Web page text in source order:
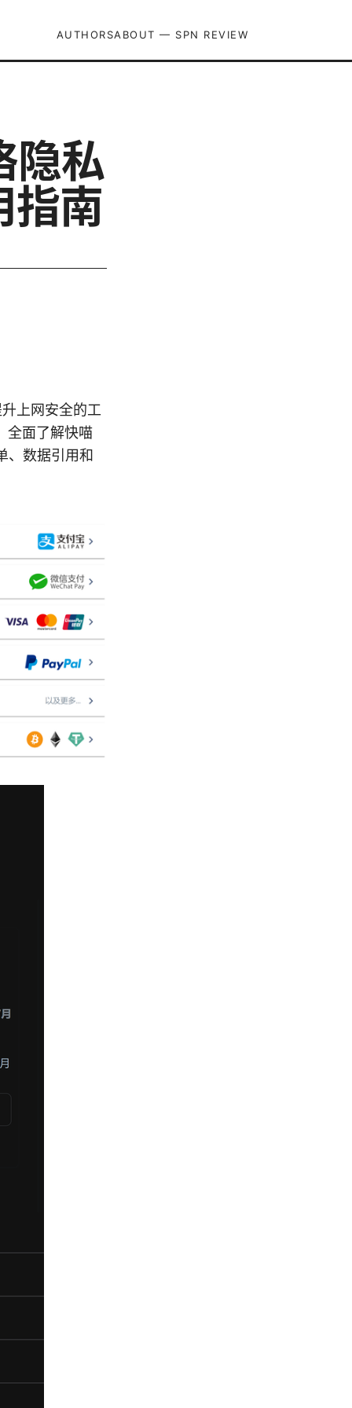
AUTHORSABOUT — SPN REVIEW
隐私
指南
上网安全的工
全面了解快喵
、数据引用和